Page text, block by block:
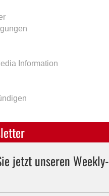
Information
jetzt unseren Weekly-